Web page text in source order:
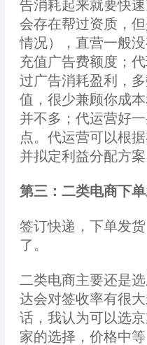
告消耗起来就要快
会存在帮过资质，
情况），直营一般
充值广告费额度；
过广告消耗盈利，
值，很少兼顾你成
并不多；代运营好
点。代运营可以根
并拟定利益分配方案
第三：二类电商下
签订快递，下单发
了。
二类电商主要还是
达会对签收率有很
话，我认为可以选
家的选择，价格中